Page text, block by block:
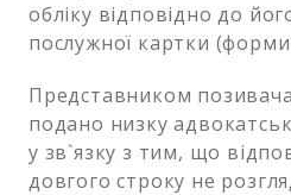
обліку відповідно до
послужної картки
Представником
подано низку
у зв`язку з тим, що
довгого строку не